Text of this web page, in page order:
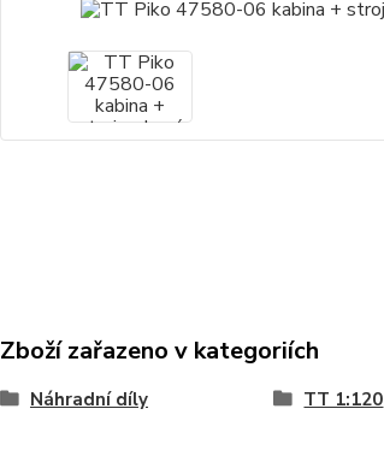
Zboží zařazeno v kategoriích
Náhradní díly TT 1:120